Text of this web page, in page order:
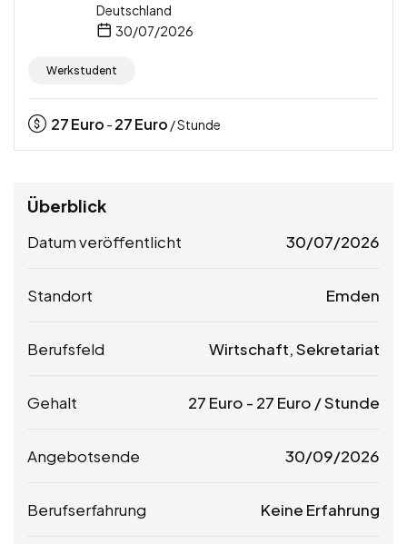
Deutschland
30/07/2026
Werkstudent
27Euro - 27Euro / Stunde
Überblick
Datum veröffentlicht 30/07/2026
Standort Emden
Berufsfeld Wirtschaft, Sekretariat
Gehalt 27 Euro - 27 Euro / Stunde
Angebotsende 30/09/2026
Berufserfahrung Keine Erfahrung